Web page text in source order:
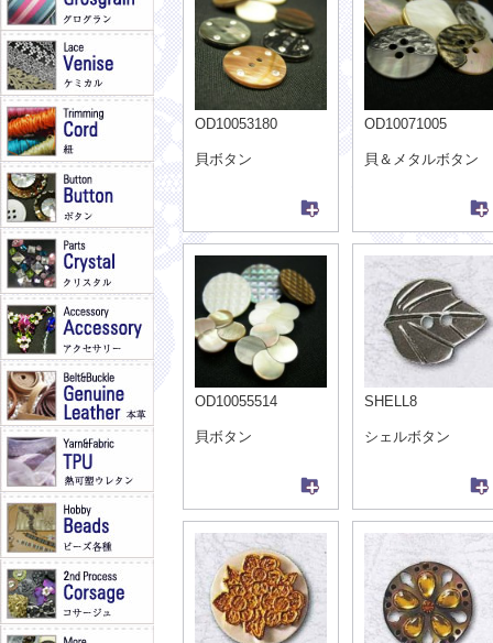
OD10053180
貝ボタン
OD10071005
貝＆メタルボタン
OD10055514
貝ボタン
SHELL8
シェルボタン